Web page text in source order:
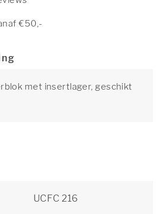
€50,-
met insertlager, geschikt
UCFC 216